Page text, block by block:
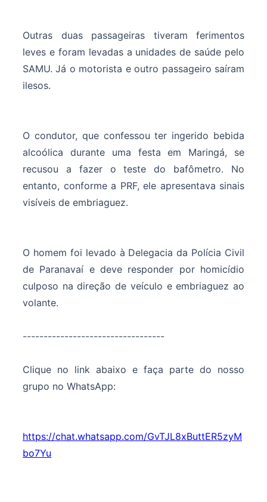
Outras duas passageiras tiveram ferimentos
leves e foram levadas a unidades de saúde pelo
SAMU. Já o motorista e outro passageiro saíram
ilesos.
O condutor, que confessou ter ingerido bebida
alcoólica durante uma festa em Maringá, se
recusou a fazer o teste do bafômetro. No
entanto, conforme a PRF, ele apresentava sinais
visíveis de embriaguez.
O homem foi levado à Delegacia da Polícia Civil
de Paranavaí e deve responder por homicídio
culposo na direção de veículo e embriaguez ao
volante.
----------------------------------
Clique no link abaixo e faça parte do nosso
grupo no WhatsApp:
https://chat.whatsapp.com/GvTJL8xButtER5zyM
bo7Yu